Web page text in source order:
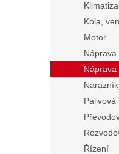
Kola,
Motor
Palivová
Řízení